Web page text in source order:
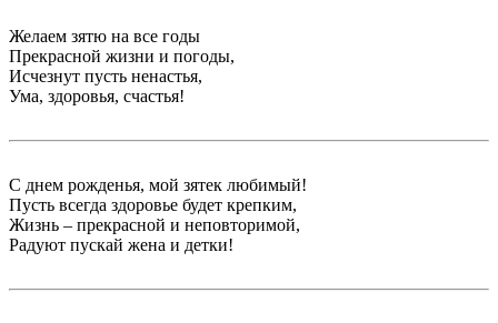
Желаем зятю на все годы
Прекрасной жизни и погоды,
Исчезнут пусть ненастья,
Ума, здоровья, счастья!
С днем рожденья, мой зятек любимый!
Пусть всегда здоровье будет крепким,
Жизнь – прекрасной и неповторимой,
Радуют пускай жена и детки!